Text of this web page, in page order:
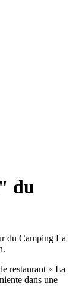
du
du Camping La
restaurant « La
dans une